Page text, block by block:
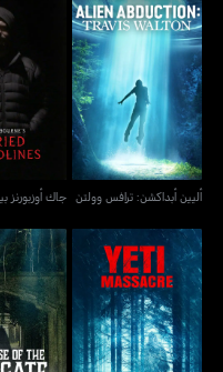
أليين أبداكشن: ترافس وولتن
أليين أبداكشن: ترافس وولتن
جاك أوزبورنز
جاك أوزبورنز
ييتي ماساكر
ذا كيرس